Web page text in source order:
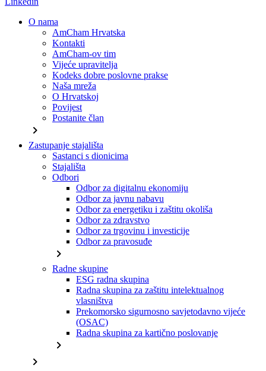
O nama
AmCham Hrvatska
Kontakti
AmCham-ov tim
Vijeće upravitelja
Kodeks dobre poslovne prakse
Naša mreža
O Hrvatskoj
Povijest
Postanite član
chevron_right
Zastupanje stajališta
Sastanci s dionicima
Stajališta
Odbori
Odbor za digitalnu ekonomiju
Odbor za javnu nabavu
Odbor za energetiku i zaštitu okoliša
Odbor za zdravstvo
Odbor za trgovinu i investicije
Odbor za pravosuđe
chevron_right
Radne skupine
ESG radna skupina
Radna skupina za zaštitu intelektualnog
vlasništva
Prekomorsko sigurnosno savjetodavno vijeće
(OSAC)
Radna skupina za kartično poslovanje
chevron_right
chevron_right